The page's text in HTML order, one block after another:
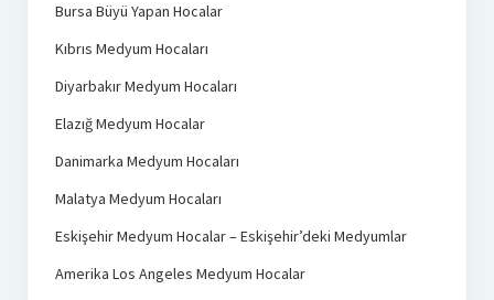
Bursa Büyü Yapan Hocalar
Kıbrıs Medyum Hocaları
Diyarbakır Medyum Hocaları
Elazığ Medyum Hocalar
Danimarka Medyum Hocaları
Malatya Medyum Hocaları
Eskişehir Medyum Hocalar – Eskişehir’deki Medyumlar
Amerika Los Angeles Medyum Hocalar